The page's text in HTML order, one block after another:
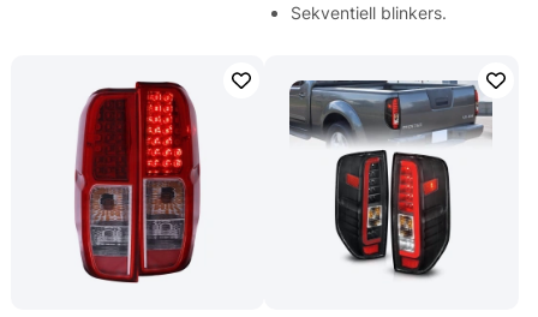
Sekventiell blinkers.